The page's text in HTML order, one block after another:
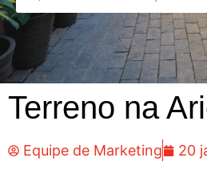
Terreno na
Equipe de Marketing 20